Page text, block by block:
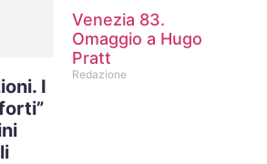
I
Venezia 83.
Omaggio a Hugo
Pratt
Redazione